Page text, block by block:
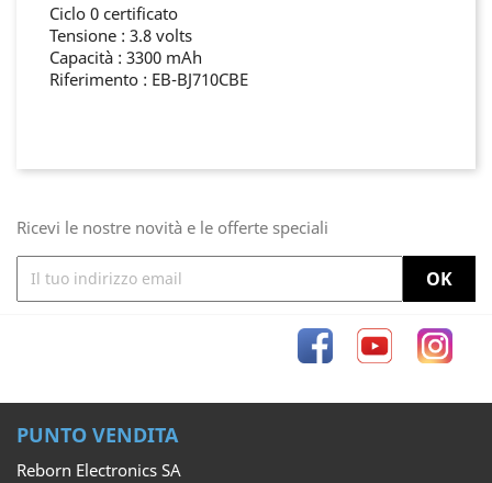
Ciclo 0 certificato
Tensione : 3.8 volts
Capacità : 3300 mAh
Riferimento : EB-BJ710CBE
Ricevi le nostre novità e le offerte speciali
FacebookYouTube
PUNTO VENDITA
Reborn Electronics SA